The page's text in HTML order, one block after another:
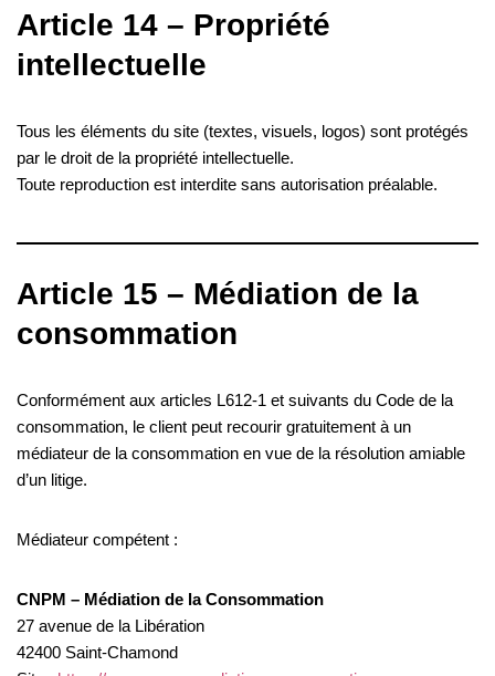
Article 14 – Propriété
intellectuelle
Tous les éléments du site (textes, visuels, logos) sont protégés
par le droit de la propriété intellectuelle.
Toute reproduction est interdite sans autorisation préalable.
Article 15 – Médiation de la
consommation
Conformément aux articles L612-1 et suivants du Code de la
consommation, le client peut recourir gratuitement à un
médiateur de la consommation en vue de la résolution amiable
d’un litige.
Médiateur compétent :
CNPM – Médiation de la Consommation
27 avenue de la Libération
42400 Saint-Chamond